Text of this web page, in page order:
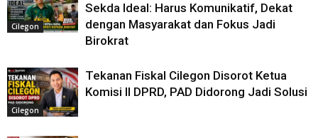
Cilegon
Sekda Ideal: Harus Komunikatif, Dekat
dengan Masyarakat dan Fokus Jadi
Birokrat
Cilegon
Tekanan Fiskal Cilegon Disorot Ketua
Komisi II DPRD, PAD Didorong Jadi Solusi